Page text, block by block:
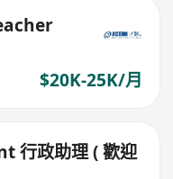
$20K-25K/月
政助理 ( 歡迎